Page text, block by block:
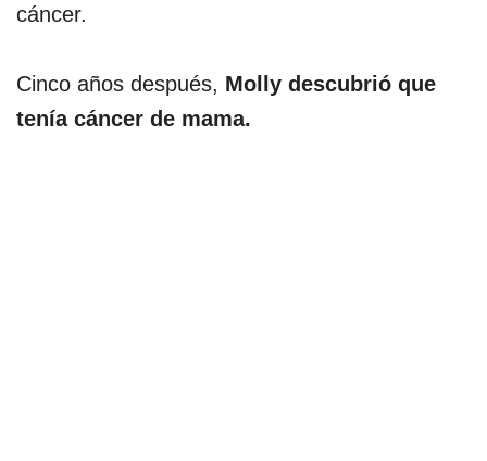
cáncer.
Cinco años después, Molly descubrió que
tenía cáncer de mama.